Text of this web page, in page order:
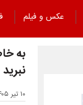
عکس و فیلم
به
نبرید
۱۰ تیر ۱۴۰۵ - ۱۲:۱۱